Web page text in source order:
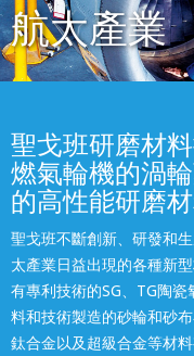
航太產業
聖戈班研磨材
燃氣輪機的渦
的高性能研磨
聖戈班不斷創新、研發和
太產業日益出現的各種新
有專利技術的SG、TG陶
料和技術製造的砂輪和砂
鈦合金以及超級合金等材料